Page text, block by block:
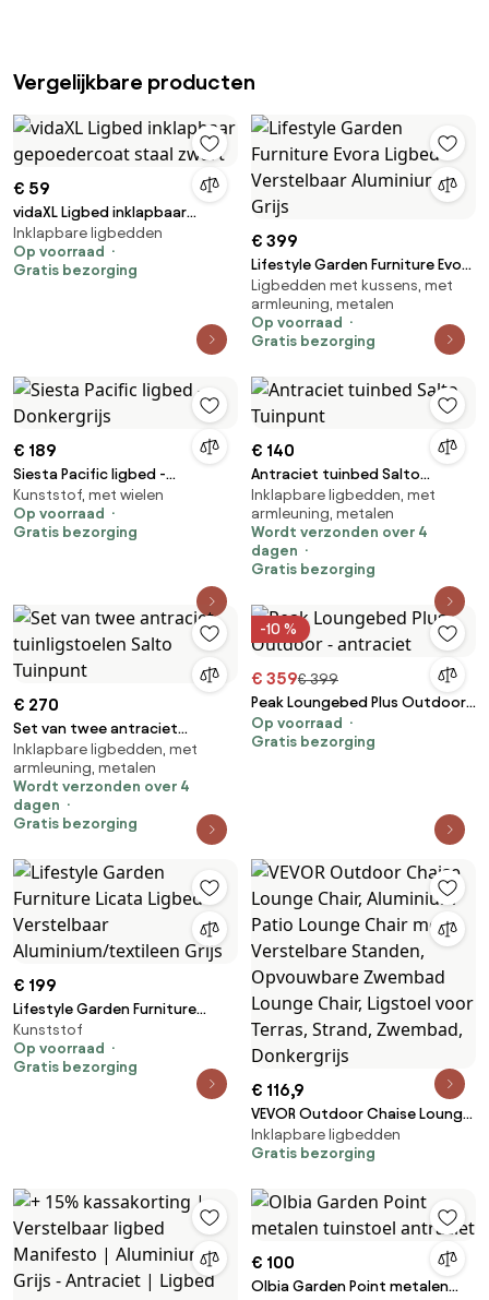
Vergelijkbare producten
€ 59
vidaXL Ligbed inklapbaar
gepoedercoat staal zwart
Inklapbare ligbedden
Op voorraad
Gratis bezorging
€ 399
Lifestyle Garden Furniture Evora
Ligbed Verstelbaar Aluminium
Grijs
Ligbedden met kussens, met
armleuning, metalen
Op voorraad
Gratis bezorging
€ 189
Siesta Pacific ligbed -
Donkergrijs
Kunststof, met wielen
Op voorraad
Gratis bezorging
€ 140
Antraciet tuinbed Salto
Tuinpunt
Inklapbare ligbedden, met
armleuning, metalen
Wordt verzonden over 4
dagen
Gratis bezorging
€ 270
Set van twee antraciet
tuinligstoelen Salto Tuinpunt
Inklapbare ligbedden, met
armleuning, metalen
Wordt verzonden over 4
dagen
Gratis bezorging
-10 %
€ 359€ 399
Peak Loungebed Plus Outdoor -
antraciet
Op voorraad
Gratis bezorging
€ 199
Lifestyle Garden Furniture
Licata Ligbed Verstelbaar
Aluminium/textileen Grijs
Kunststof
Op voorraad
Gratis bezorging
€ 116,9
VEVOR Outdoor Chaise Lounge
Chair, Aluminium Patio Lounge
Chair met 5 Verstelbare
Zwembad Lounge Chair,
Ligstoel voor Terras, Strand,
Inklapbare ligbedden
Gratis bezorging
€ 100
Olbia Garden Point metalen